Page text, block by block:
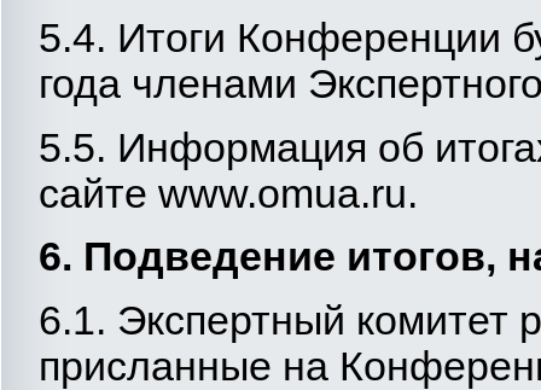
5.4. Итоги Конференции
года членами
5.5. Информация об
сайте www.omuа.ru.
6. Подведение итогов,
6.1. Экспертный комитет
присланные на